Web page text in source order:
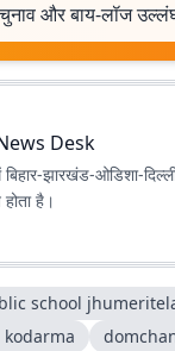
और बाय-लॉज
Desk
झारखंड-ओडिशा-
है।
school